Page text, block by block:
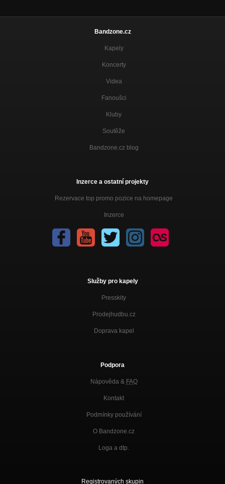
Bandzone.cz
Kapely
Koncerty
Videa
Fanoušci
Kluby
Soutěže
Bandzone.cz blog
Inzerce a ostatní projekty
Rezervace top promo pozice na homepage
Inzerce
Služby pro kapely
Presskity
Prodejhudbu.cz
Doprava kapel
Podpora
Nápověda & FAQ
Kontakt
Podmínky používání
O Bandzone.cz
Loga a dtp.
Registrovaných skupin